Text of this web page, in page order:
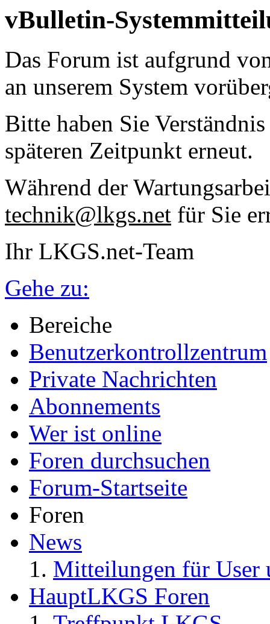
vBulletin-
Das Forum ist aufgrund
an unserem System
Bitte haben Sie
späteren Zeitpunkt erneut.
Während der
technik@lkgs.net für Sie
Ihr LKGS.net-Team
Gehe zu:
Bereiche
Benutzerkontrollzentrum
Private Nachrichten
Abonnements
Wer ist online
Foren durchsuchen
Forum-Startseite
Foren
News
Mitteilungen für User
HauptLKGS Foren